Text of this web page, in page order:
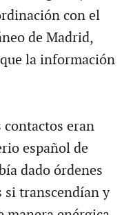
con el
de Madrid,
la información
contactos eran
español de
dado órdenes
si transcendían y